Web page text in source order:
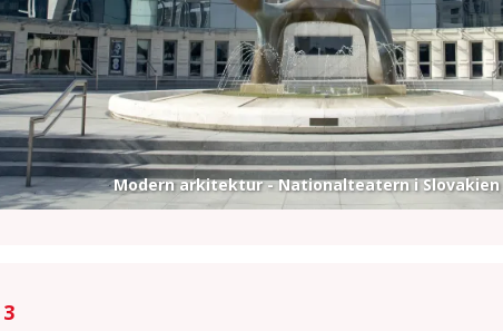
Modern arkitektur - Nationalteatern i Slovakien